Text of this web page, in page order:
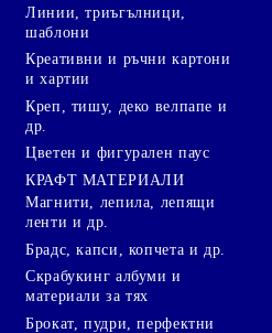
Линии, триъгълници,
шаблони
Креативни и ръчни картони
и хартии
Креп, тишу, деко велпапе и
др.
Цветен и фигурален паус
КРАФТ МАТЕРИАЛИ
Магнити, лепила, лепящи
ленти и др.
Брадс, капси, копчета и др.
Скрабукинг албуми и
материали за тях
Брокат, пудри, перфектни